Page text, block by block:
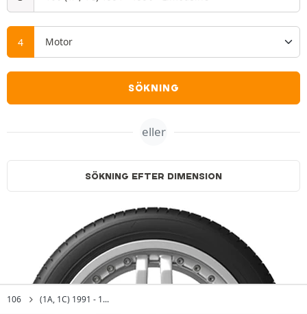
SÖKNING
eller
SÖKNING EFTER DIMENSION
106 (1A, 1C) 1991 - 1...